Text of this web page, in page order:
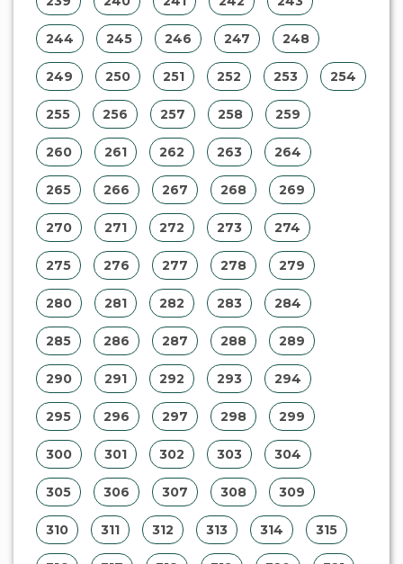
200 201 202 203 204
205 206 207 208 209
210 211 212 213 214
216 217 218 219 220
222 223 224 225 226
228 229 230 231 232
234 235 236 237 238
239 240 241 242 243
244 245 246 247 248
249 250 251 252 253
255 256 257 258 259
260 261 262 263 264
265 266 267 268 269
270 271 272 273 274
275 276 277 278 279